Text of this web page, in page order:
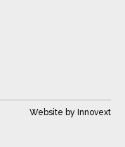
Website by Innovext